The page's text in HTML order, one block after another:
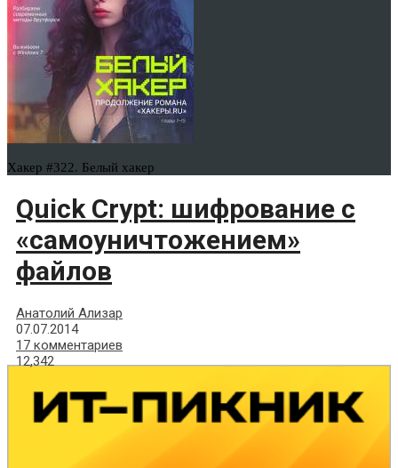
Хакер #322. Белый хакер
Quick Crypt: шифрование с
«самоуничтожением»
файлов
Анатолий Ализар
07.07.2014
17 комментариев
12,342